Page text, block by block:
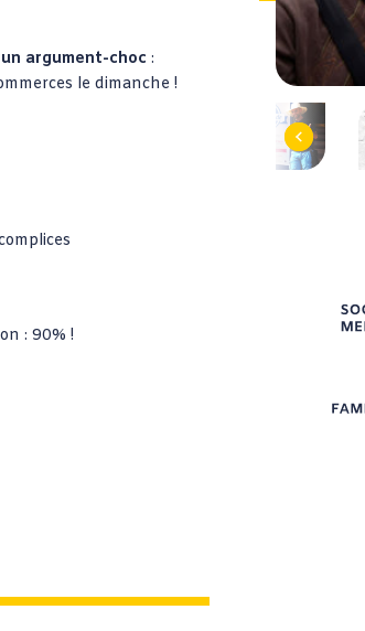
argument-choc :
le dimanche !
: 90% !
Previous